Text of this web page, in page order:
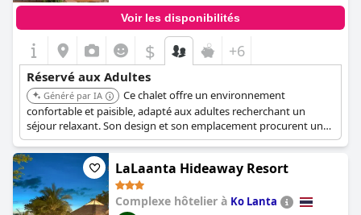
Voir les disponibilités
$ +6
Réservé aux Adultes
Généré par IA
Ce chalet offre un environnement
confortable et paisible, adapté aux adultes recherchant un
séjour relaxant. Son design et son emplacement procurent un
sentiment de tranquillité et d'intimité.
LaLaanta Hideaway Resort
Complexe hôtelier à Ko Lanta